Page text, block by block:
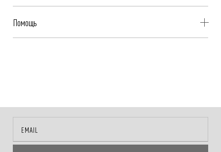
Яндекс.Сплит.
Онлайн-оплата на сайте, наличными или картой при получении
заказа
Помощь